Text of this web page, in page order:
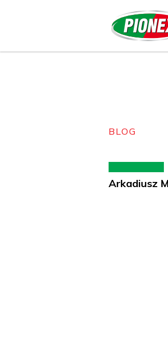
BLOG
Arkadiusz